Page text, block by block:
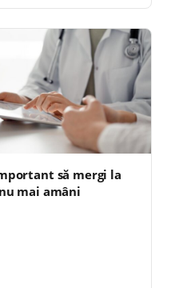
să mergi la
mai amâni